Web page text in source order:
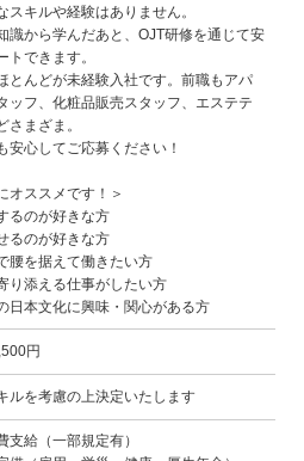
スキルや経験はありません。
識から学んだあと、OJT研修を通じて安
トできます。
とんどが未経験入社です。前職もアパ
ッフ、化粧品販売スタッフ、エステテ
さまざま。
安心してご応募ください！
オススメです！＞
るのが好きな方
るのが好きな方
腰を据えて働きたい方
り添える仕事がしたい方
日本文化に興味・関心がある方
円
ルを考慮の上決定いたします
支給（一部規定有）